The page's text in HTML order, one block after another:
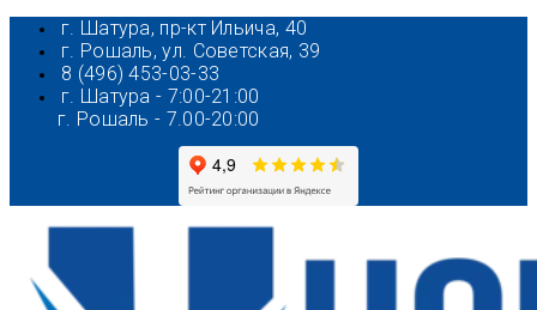
Перейти
содержимому
г. Шатура, пр-кт Ильича, 40
г. Рошаль, ул. Советская, 39
8 (496) 453-03-33
г. Шатура - 7:00-21:00
г. Рошаль - 7.00-20:00